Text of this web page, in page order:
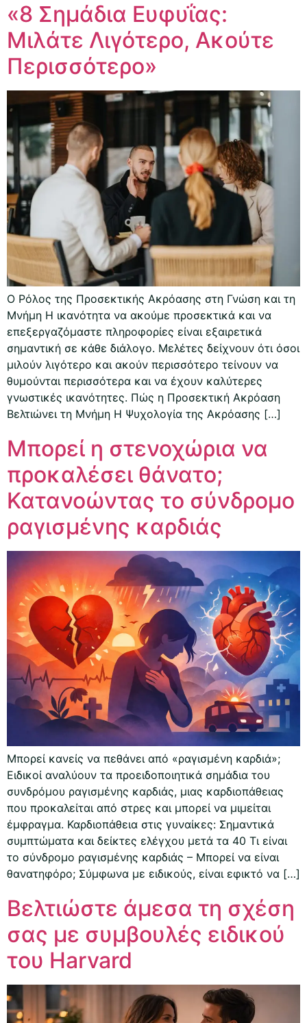
«8 Σημάδια Ευφυΐας:
Μιλάτε Λιγότερο, Ακούτε
Περισσότερο»
Ο Ρόλος της Προσεκτικής Ακρόασης στη Γνώση και τη
Μνήμη Η ικανότητα να ακούμε προσεκτικά και να
επεξεργαζόμαστε πληροφορίες είναι εξαιρετικά
σημαντική σε κάθε διάλογο. Μελέτες δείχνουν ότι όσοι
μιλούν λιγότερο και ακούν περισσότερο τείνουν να
θυμούνται περισσότερα και να έχουν καλύτερες
γνωστικές ικανότητες. Πώς η Προσεκτική Ακρόαση
Βελτιώνει τη Μνήμη Η Ψυχολογία της Ακρόασης […]
Μπορεί η στενοχώρια να
προκαλέσει θάνατο;
Κατανοώντας το σύνδρομο
ραγισμένης καρδιάς
Μπορεί κανείς να πεθάνει από «ραγισμένη καρδιά»;
Ειδικοί αναλύουν τα προειδοποιητικά σημάδια του
συνδρόμου ραγισμένης καρδιάς, μιας καρδιοπάθειας
που προκαλείται από στρες και μπορεί να μιμείται
έμφραγμα. Καρδιοπάθεια στις γυναίκες: Σημαντικά
συμπτώματα και δείκτες ελέγχου μετά τα 40 Τι είναι
το σύνδρομο ραγισμένης καρδιάς – Μπορεί να είναι
θανατηφόρο; Σύμφωνα με ειδικούς, είναι εφικτό να […]
Βελτιώστε άμεσα τη σχέση
σας με συμβουλές ειδικού
του Harvard